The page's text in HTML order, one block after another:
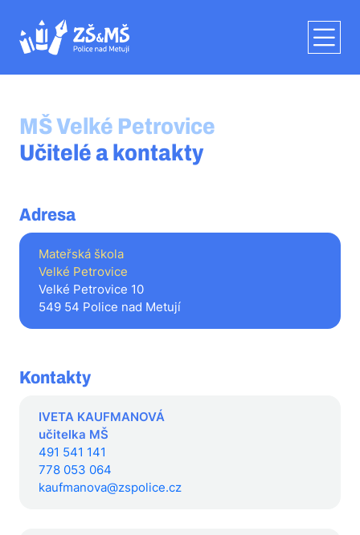
MŠ Velké Petrovice
Učitelé a kontakty
Adresa
Mateřská škola
Velké Petrovice
Velké Petrovice 10
549 54 Police nad Metují
Kontakty
IVETA KAUFMANOVÁ
učitelka MŠ
491 541 141
778 053 064
kaufmanova@zspolice.cz